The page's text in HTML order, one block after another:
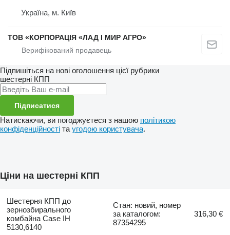
Україна, м. Київ
ТОВ «КОРПОРАЦІЯ «ЛАД І МИР АГРО»
Підпишіться на нові оголошення цієї рубрики
шестерні КПП
Підписатися
Натискаючи, ви погоджуєтеся з нашою політикою
конфіденційності та угодою користувача.
Ціни на шестерні КПП
Шестерня КПП до
зернозбирального
комбайна Case IH
5130,6140
Стан: новий, номер
за каталогом:
87354295
316,30 €